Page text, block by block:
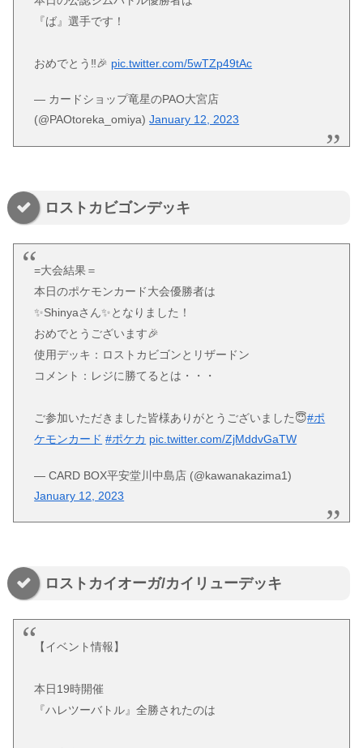
『ば』選手です！
おめでとう‼️🎉 pic.twitter.com/5wTZp49tAc
— カードショップ竜星のPAO大宮店
(@PAOtoreka_omiya)January 12, 2023
ロストカビゴンデッキ
=大会結果＝
本日のポケモンカード大会優勝者は
✨Shinyaさん✨となりました！
おめでとうございます🎉
使用デッキ：ロストカビゴンとリザードン
コメント：レジに勝てるとは・・・
ご参加いただきました皆様ありがとうございました😇#ポ
ケモンカード #ポケカ pic.twitter.com/ZjMddvGaTW
— CARD BOX平安堂川中島店 (@kawanakazima1)
January 12, 2023
ロストカイオーガ/カイリューデッキ
【イベント情報】
本日19時開催
『ハレツーバトル』全勝されたのは